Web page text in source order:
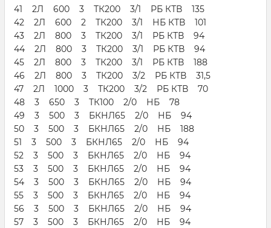
41 2Л 600 3 ТК200 3/1 РБ КТВ 135
42 2Л 600 2 ТК200 3/1 НБ КТВ 101
43 2Л 800 3 ТК200 3/1 РБ КТВ 94
44 2Л 800 3 ТК200 3/1 РБ КТВ 94
45 2Л 800 3 ТК200 3/1 РБ КТВ 188
46 2Л 800 3 ТК200 3/2 РБ КТВ 31,5
47 2Л 1000 3 ТК200 3/2 РБ КТВ 70
48 3 650 3 ТК100 2/0 НБ 78
49 3 500 3 БКНЛ65 2/0 НБ 94
50 3 500 3 БКНЛ65 2/0 НБ 188
51 3 500 3 БКНЛ65 2/0 НБ 94
52 3 500 3 БКНЛ65 2/0 НБ 94
53 3 500 3 БКНЛ65 2/0 НБ 94
54 3 500 3 БКНЛ65 2/0 НБ 94
55 3 500 3 БКНЛ65 2/0 НБ 94
56 3 500 3 БКНЛ65 2/0 НБ 94
57 3 500 3 БКНЛ65 2/0 НБ 94